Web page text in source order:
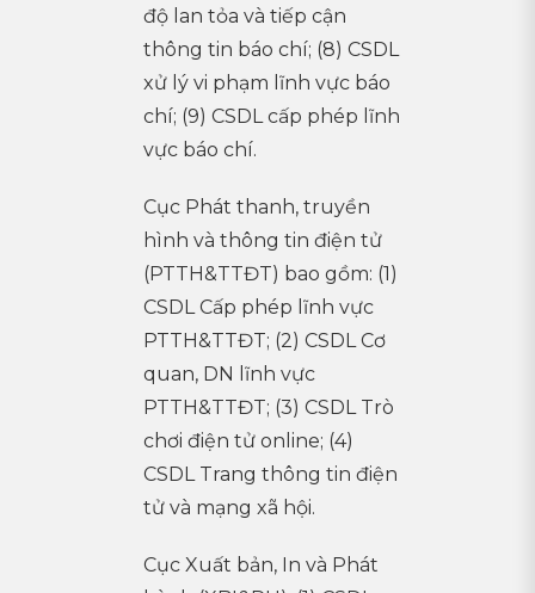
độ lan tỏa và tiếp cận
thông tin báo chí; (8) CSDL
xử lý vi phạm lĩnh vực báo
chí; (9) CSDL cấp phép lĩnh
vực báo chí.
Cục Phát thanh, truyền
hình và thông tin điện tử
(PTTH&TTĐT) bao gồm: (1)
CSDL Cấp phép lĩnh vực
PTTH&TTĐT; (2) CSDL Cơ
quan, DN lĩnh vực
PTTH&TTĐT; (3) CSDL Trò
chơi điện tử online; (4)
CSDL Trang thông tin điện
tử và mạng xã hội.
Cục Xuất bản, In và Phát